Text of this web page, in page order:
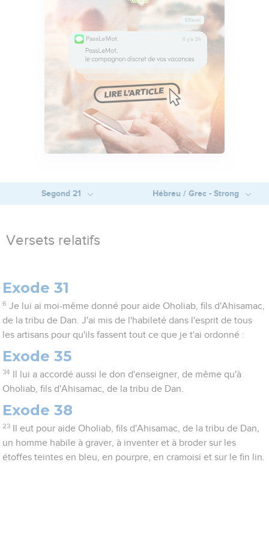
Segond 21 Hébreu / Grec - Strong
Versets relatifs
Exode 31
6 Je lui ai moi-même donné pour aide Oholiab, fils d'Ahisamac,
de la tribu de Dan. J'ai mis de l'habileté dans l'esprit de tous
les artisans pour qu'ils fassent tout ce que je t'ai ordonné :
Exode 35
34
Il lui a accordé aussi le don d'enseigner, de même qu'à
Oholiab, fils d'Ahisamac, de la tribu de Dan.
Exode 38
23
Il eut pour aide Oholiab, fils d'Ahisamac, de la tribu de Dan,
un homme habile à graver, à inventer et à broder sur les
étoffes teintes en bleu, en pourpre, en cramoisi et sur le fin lin.